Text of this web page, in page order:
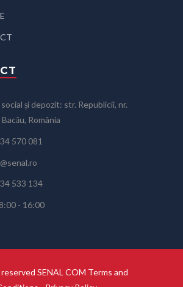
și depozit: str. Republicii, nr.
România
570 081
533 134
- 16:00
SENAL COM Terms and